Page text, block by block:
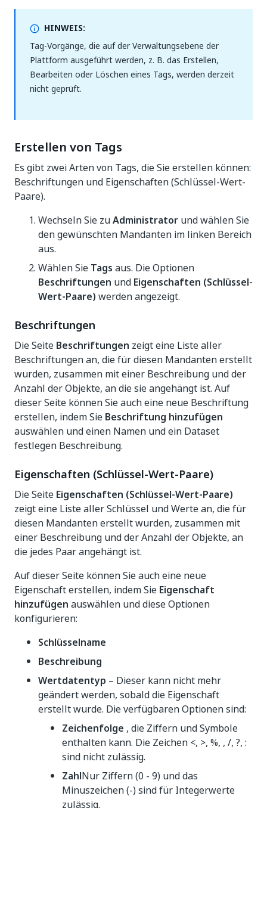
HINWEIS:
Tag-Vorgänge, die auf der Verwaltungsebene der
Plattform ausgeführt werden, z. B. das Erstellen,
Bearbeiten oder Löschen eines Tags, werden derzeit
nicht geprüft.
Erstellen von Tags
Es gibt zwei Arten von Tags, die Sie erstellen können:
Beschriftungen und Eigenschaften (Schlüssel-Wert-
Paare).
Wechseln Sie zuAdministrator und wählen Sie
den gewünschten Mandanten im linken Bereich
aus.
Wählen Sie Tags aus. Die Optionen
Beschriftungen und Eigenschaften (Schlüssel-
Wert-Paare) werden angezeigt.
Beschriftungen
Die Seite Beschriftungen zeigt eine Liste aller
Beschriftungen an, die für diesen Mandanten erstellt
wurden, zusammen mit einer Beschreibung und der
Anzahl der Objekte, an die sie angehängt ist. Auf
dieser Seite können Sie auch eine neue Beschriftung
erstellen, indem Sie Beschriftung hinzufügen
auswählen und einen Namen und ein Dataset
festlegen Beschreibung.
Eigenschaften (Schlüssel-Wert-Paare)
Die Seite Eigenschaften (Schlüssel-Wert-Paare)
zeigt eine Liste aller Schlüssel und Werte an, die für
diesen Mandanten erstellt wurden, zusammen mit
einer Beschreibung und der Anzahl der Objekte, an
die jedes Paar angehängt ist.
Auf dieser Seite können Sie auch eine neue
Eigenschaft erstellen, indem Sie Eigenschaft
hinzufügen auswählen und diese Optionen
konfigurieren:
Schlüsselname
Beschreibung
Wertdatentyp – Dieser kann nicht mehr
geändert werden, sobald die Eigenschaft
erstellt wurde. Die verfügbaren Optionen sind:
Zeichenfolge , die Ziffern und Symbole
enthalten kann. Die Zeichen <, >, %, , /, ?, :
sind nicht zulässig.
ZahlNur Ziffern (0 - 9) und das
Minuszeichen (-) sind für Integerwerte
zulässig.